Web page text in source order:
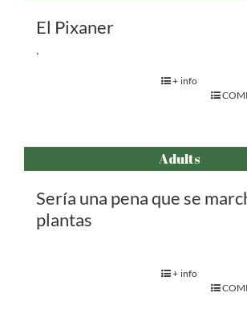
El Pixaner
.
+ info
Adults
Sería una pena que se
plantas
+ info